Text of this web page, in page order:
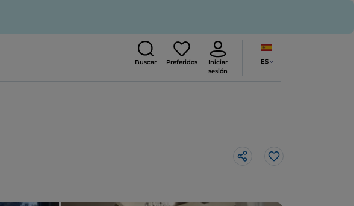
Buscar Preferidos
Iniciar
sesión
ES
Me gusta